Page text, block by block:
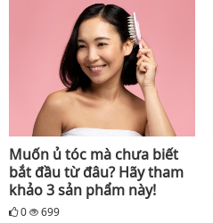
Muốn ủ tóc mà chưa biết
bắt đầu từ đâu? Hãy tham
khảo 3 sản phẩm này!
0 699